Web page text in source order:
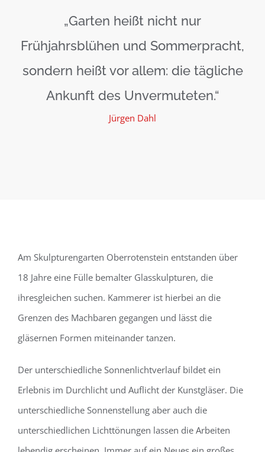
„Garten heißt nicht nur
Frühjahrsblühen und Sommerpracht,
sondern heißt vor allem: die tägliche
Ankunft des Unvermuteten.“
Jürgen Dahl
Am Skulpturengarten Oberrotenstein entstanden über
18 Jahre eine Fülle bemalter Glasskulpturen, die
ihresgleichen suchen. Kammerer ist hierbei an die
Grenzen des Machbaren gegangen und lässt die
gläsernen Formen miteinander tanzen.
Der unterschiedliche Sonnenlichtverlauf bildet ein
Erlebnis im Durchlicht und Auflicht der Kunstgläser. Die
unterschiedliche Sonnenstellung aber auch die
unterschiedlichen Lichttönungen lassen die Arbeiten